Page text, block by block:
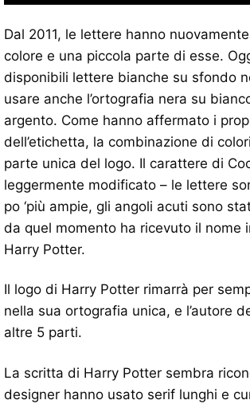
Dal 2011, le lettere hanno
colore e una piccola parte di esse.
disponibili lettere bianche su sfondo
usare anche l’ortografia nera su
argento. Come hanno affermato i
dell’etichetta, la combinazione di
parte unica del logo. Il carattere di
leggermente modificato – le lettere
po ‘più ampie, gli angoli acuti sono
da quel momento ha ricevuto il nome
Harry Potter.
Il logo di Harry Potter rimarrà per
nella sua ortografia unica, e l’autore
altre 5 parti.
La scritta di Harry Potter sembra
designer hanno usato serif lunghi e